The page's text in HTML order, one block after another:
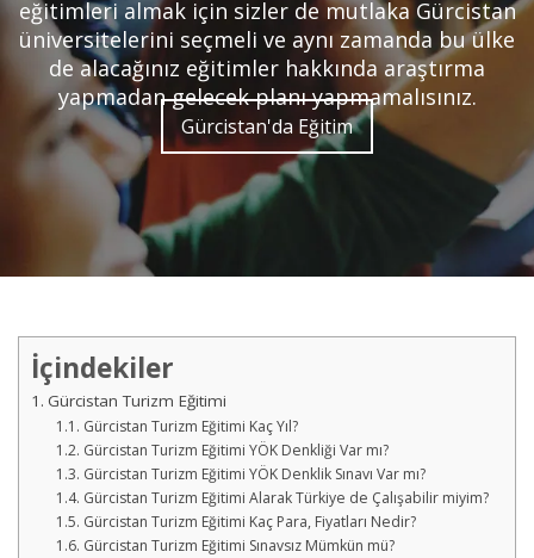
eğitimleri almak için sizler de mutlaka Gürcistan
üniversitelerini seçmeli ve aynı zamanda bu ülke
de alacağınız eğitimler hakkında araştırma
yapmadan gelecek planı yapmamalısınız.
Gürcistan'da Eğitim
İçindekiler
Gürcistan Turizm Eğitimi
Gürcistan Turizm Eğitimi Kaç Yıl?
Gürcistan Turizm Eğitimi YÖK Denkliği Var mı?
Gürcistan Turizm Eğitimi YÖK Denklik Sınavı Var mı?
Gürcistan Turizm Eğitimi Alarak Türkiye de Çalışabilir miyim?
Gürcistan Turizm Eğitimi Kaç Para, Fiyatları Nedir?
Gürcistan Turizm Eğitimi Sınavsız Mümkün mü?